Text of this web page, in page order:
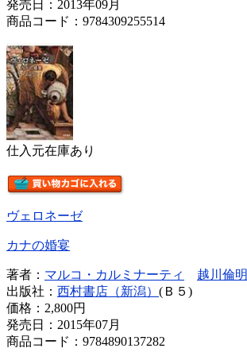
発売日：2013年09月
商品コード：9784309255514
仕入元在庫あり
ヴェロネーゼ
カナの婚宴
著者： マルコ・カルミナーティ 越川倫明
出版社： 西村書店（新潟） (Ｂ５)
価格： 2,800円
発売日：2015年07月
商品コード：9784890137282